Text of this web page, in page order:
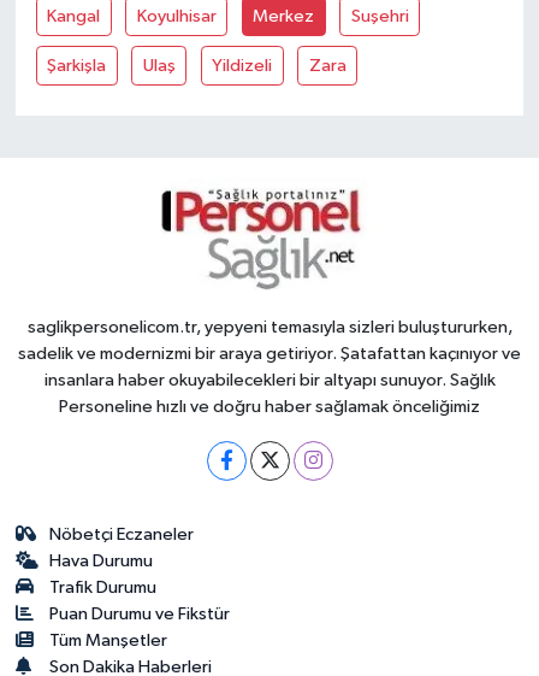
Kangal Koyulhisar Merkez Suşehri
Şarkişla Ulaş Yildizeli Zara
saglikpersonelicom.tr, yepyeni temasıyla sizleri buluştururken,
sadelik ve modernizmi bir araya getiriyor. Şatafattan kaçınıyor ve
insanlara haber okuyabilecekleri bir altyapı sunuyor. Sağlık
Personeline hızlı ve doğru haber sağlamak önceliğimiz
Nöbetçi Eczaneler
Hava Durumu
Trafik Durumu
Puan Durumu ve Fikstür
Tüm Manşetler
Son Dakika Haberleri